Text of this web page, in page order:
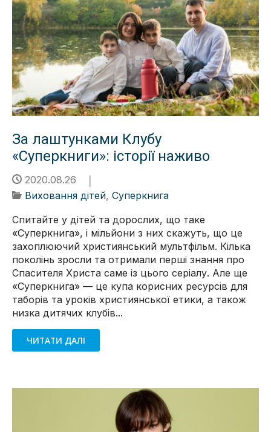
За лаштунками Клубу
«Суперкниги»: історії наживо
2020.08.26
Виховання дітей, Суперкнига
Спитайте у дітей та дорослих, що таке
«Суперкнига», і мільйони з них скажуть, що це
захоплюючий християнський мультфільм. Кілька
поколінь зросли та отримали перші знання про
Спасителя Христа саме із цього серіалу. Але ще
«Суперкнига» — це купа корисних ресурсів для
таборів та уроків християнської етики, а також
низка дитячих клубів...
ЧИТАТИ ДАЛІ